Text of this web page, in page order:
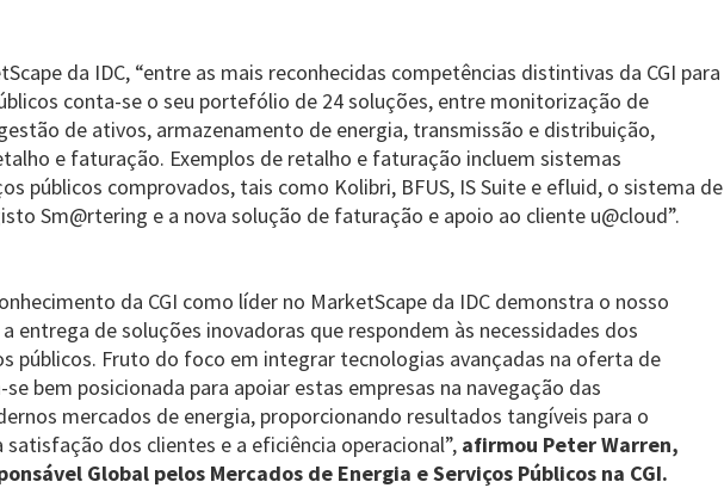
da IDC, “entre as mais reconhecidas competências distintivas da CGI para
conta-se o seu portefólio de 24 soluções, entre monitorização de
de ativos, armazenamento de energia, transmissão e distribuição,
e faturação. Exemplos de retalho e faturação incluem sistemas
públicos comprovados, tais como Kolibri, BFUS, IS Suite e efluid, o sistema de
Sm@rtering e a nova solução de faturação e apoio ao cliente u@cloud”.
da CGI como líder no MarketScape da IDC demonstra o nosso
entrega de soluções inovadoras que respondem às necessidades dos
públicos. Fruto do foco em integrar tecnologias avançadas na oferta de
se bem posicionada para apoiar estas empresas na navegação das
mercados de energia, proporcionando resultados tangíveis para o
dos clientes e a eficiência operacional”, afirmou Peter Warren,
Global pelos Mercados de Energia e Serviços Públicos na CGI.